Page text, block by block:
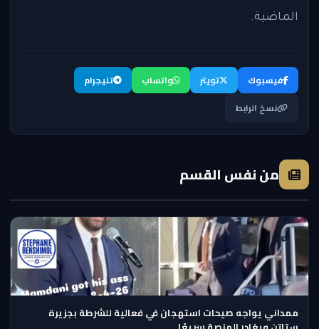
الماضية.
فيسبوك تويتر واتساب
تليجرام
نسخ الرابط
من نفس القسم
ممداني يواجه صيحات استهجان في فعالية للشرطة بجزيرة